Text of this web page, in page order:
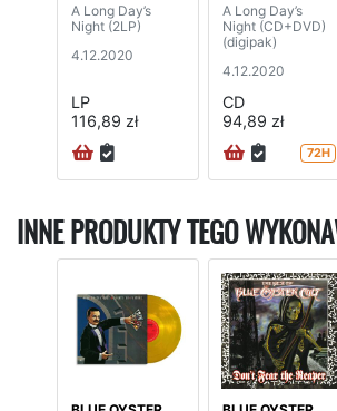
A Long Day’s
Night (2LP)
4.12.2020
LP
116,89 zł
A Long Day’s
Night (CD+DVD)
(digipak)
4.12.2020
CD
94,89 zł
72H
INNE PRODUKTY TEGO